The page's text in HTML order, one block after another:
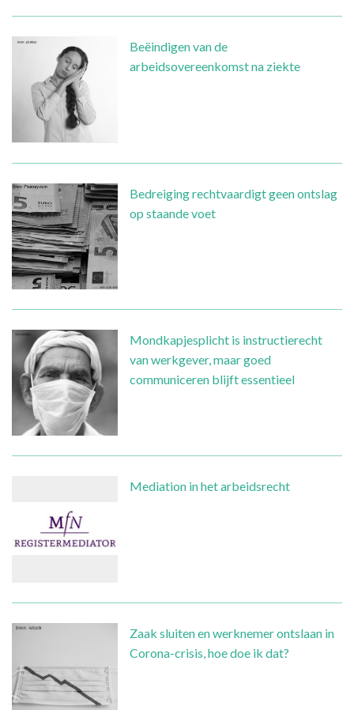
Beëindigen van de
arbeidsovereenkomst na ziekte
Bedreiging rechtvaardigt geen ontslag
op staande voet
Mondkapjesplicht is instructierecht
van werkgever, maar goed
communiceren blijft essentieel
Mediation in het arbeidsrecht
Zaak sluiten en werknemer ontslaan in
Corona-crisis, hoe doe ik dat?